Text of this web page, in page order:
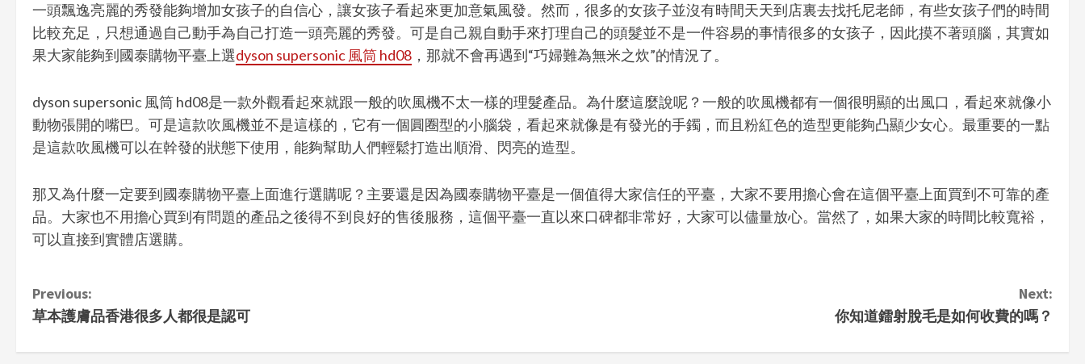
一頭飄逸亮麗的秀發能夠增加女孩子的自信心，讓女孩子看起來更加意氣風發。然而，很多的女孩子並沒有時間天天到店裏去找托尼老師，有些女孩子們的時間
比較充足，只想通過自己動手為自己打造一頭亮麗的秀發。可是自己親自動手來打理自己的頭髮並不是一件容易的事情很多的女孩子，因此摸不著頭腦，其實如
果大家能夠到國泰購物平臺上選dyson supersonic 風筒 hd08 ，那就不會再遇到“巧婦難為無米之炊”的情況了。
dyson supersonic 風筒 hd08是一款外觀看起來就跟一般的吹風機不太一樣的理髮產品。為什麼這麼說呢？一般的吹風機都有一個很明顯的出風口，看起來就像小
動物張開的嘴巴。可是這款吹風機並不是這樣的，它有一個圓圈型的小腦袋，看起來就像是有發光的手鐲，而且粉紅色的造型更能夠凸顯少女心。最重要的一點
是這款吹風機可以在幹發的狀態下使用，能夠幫助人們輕鬆打造出順滑、閃亮的造型。
那又為什麼一定要到國泰購物平臺上面進行選購呢？主要還是因為國泰購物平臺是一個值得大家信任的平臺，大家不要用擔心會在這個平臺上面買到不可靠的產
品。大家也不用擔心買到有問題的產品之後得不到良好的售後服務，這個平臺一直以來口碑都非常好，大家可以儘量放心。當然了，如果大家的時間比較寬裕，
可以直接到實體店選購。
C
o
Previous:
草本護膚品香港很多人都很是認可
Next:
你知道鐳射脫毛是如何收費的嗎？